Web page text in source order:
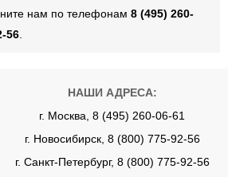
нам по телефонам 8 (495) 260-
56
НАШИ АДРЕСА:
г. Москва, 8 (495) 260-06-61
г. Новосибирск, 8 (800) 775-92-56
г. Санкт-Петербург, 8 (800) 775-92-56